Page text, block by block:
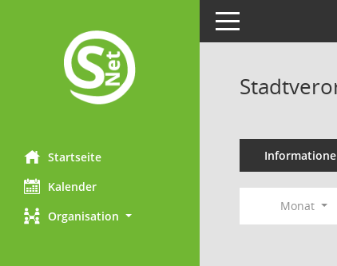
Startseite
Kalender
Organisation
Toggle navigation
Monat